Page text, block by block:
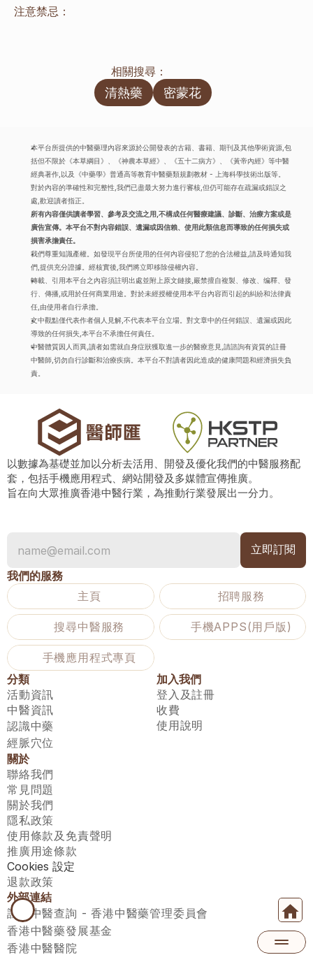
注意禁忌：
相關搜尋：
清熱藥 密蒙花
本平台所提供的中醫藥理內容來源於公開發表的古籍、書籍、期刊及其他學術資源,包
括但不限於《本草綱目》、《神農本草經》、《五十二病方》、《黃帝內經》等中醫
經典著作,以及《中藥學》普通高等教育中醫藥類規劃教材 - 上海科學技術出版等。
對於內容的準確性和完整性,我們已盡最大努力進行審核,但仍可能存在疏漏或錯誤之
處,歡迎讀者指正。
所有內容僅供讀者學習、參考及交流之用,不構成任何醫療建議、診斷、治療方案或是
廣告宣傳。本平台不對內容錯誤、遺漏或因信賴、使用此類信息而導致的任何損失或
損害承擔責任。
我們尊重知識產權。如發現平台所使用的任何內容侵犯了您的合法權益,請及時通知我
們,提供充分證據。經核實後,我們將立即移除侵權內容。
轉載、引用本平台之內容須註明出處並附上原文鏈接,嚴禁擅自複製、修改、编釋、發
行、傳播,或用於任何商業用途。對於未經授權使用本平台內容而引起的糾紛和法律責
任,由使用者自行承擔。
文中觀點僅代表作者個人見解,不代表本平台立場。對文章中的任何錯誤、遺漏或因此
導致的任何損失,本平台不承擔任何責任。
中醫體質因人而異,讀者如需就自身症狀獲取進一步的醫療意見,請諮詢有資質的註冊
中醫師,切勿自行診斷和治療疾病。本平台不對讀者因此造成的健康問題和經濟損失負
責。
以數據為基礎並加以分析去活用、開發及優化我們的中醫服務配
套，包括手機應用程式、網站開發及多媒體宣傳推廣。
旨在向大眾推廣香港中醫行業，為推動行業發展出一分力。
我們的服務
主頁
招聘服務
搜尋中醫服務 手機APPS(用戶版)
手機應用程式專頁
分類
活動資訊
中醫資訊
認識中藥
經脈穴位
加入我們
登入及註冊
收費
使用說明
關於
聯絡我們
常見問題
關於我們
隱私政策
使用條款及免責聲明
推廣用途條款
Cookies 設定
退款政策
外部連結
註冊中醫查詢 - 香港中醫藥管理委員會
香港中醫藥發展基金
香港中醫醫院